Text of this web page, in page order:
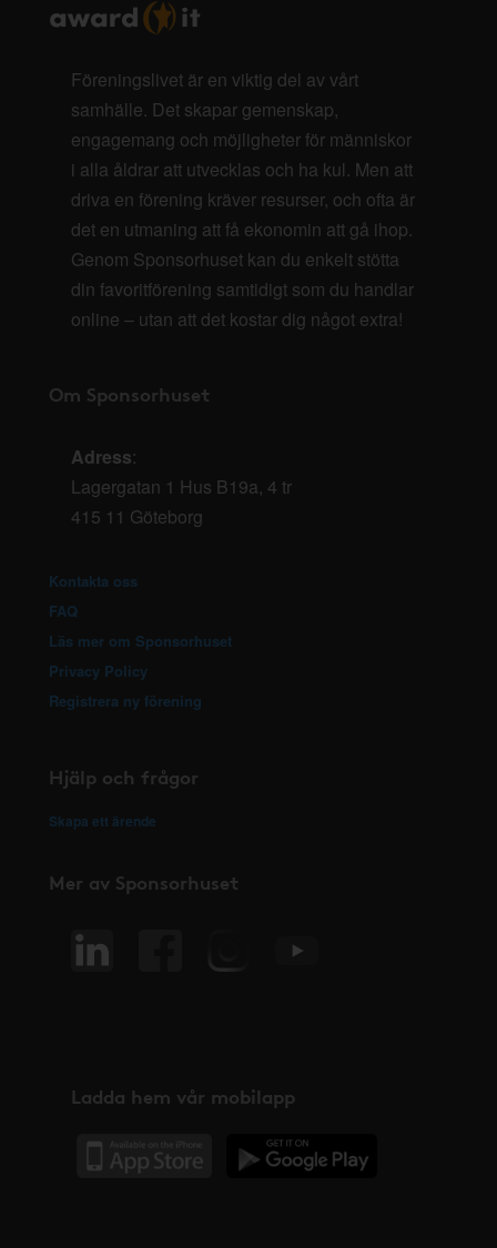
Föreningslivet är en viktig del av vårt
samhälle. Det skapar gemenskap,
engagemang och möjligheter för människor
i alla åldrar att utvecklas och ha kul. Men att
driva en förening kräver resurser, och ofta är
det en utmaning att få ekonomin att gå ihop.
Genom Sponsorhuset kan du enkelt stötta
din favoritförening samtidigt som du handlar
online – utan att det kostar dig något extra!
Om Sponsorhuset
Adress:
Lagergatan 1 Hus B19a, 4 tr
415 11 Göteborg
Kontakta oss
FAQ
Läs mer om Sponsorhuset
Privacy Policy
Registrera ny förening
Hjälp och frågor
Skapa ett ärende
Mer av Sponsorhuset
Ladda hem vår mobilapp